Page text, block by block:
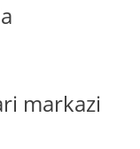
markazi